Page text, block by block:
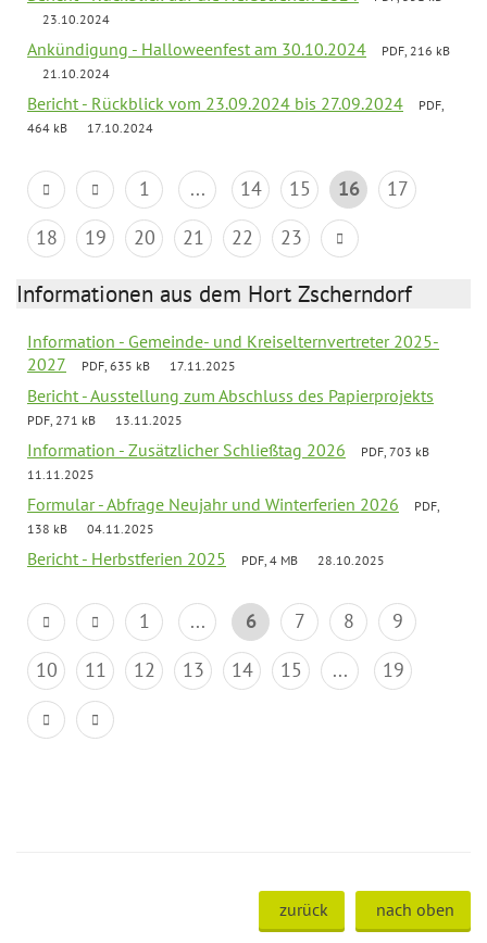
23.10.2024
Ankündigung - Halloweenfest am 30.10.2024
PDF, 216 kB
21.10.2024
Bericht - Rückblick vom 23.09.2024 bis 27.09.2024
PDF,
464 kB
17.10.2024
1 ... 14 15 16
17
18
19 20 21 22 23
Informationen aus dem Hort Zscherndorf
Information - Gemeinde- und Kreiselternvertreter 2025-
2027
PDF, 635 kB 17.11.2025
Bericht - Ausstellung zum Abschluss des Papierprojekts
PDF, 271 kB 13.11.2025
Information - Zusätzlicher Schließtag 2026
PDF, 703 kB
11.11.2025
Formular - Abfrage Neujahr und Winterferien 2026
PDF,
138 kB
04.11.2025
Bericht - Herbstferien 2025 PDF, 4 MB 28.10.2025
1 ... 6 7 8
9
10
11 12 13 14 15 ... 19
zurück nach oben